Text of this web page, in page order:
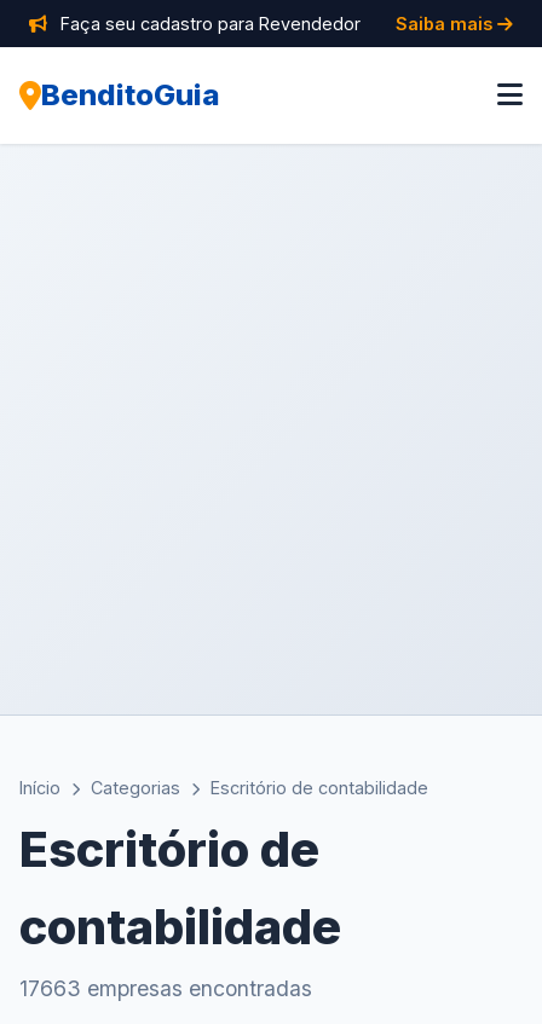
Faça seu cadastro para Revendedor Saiba mais
BenditoGuia
Início Categorias Escritório de contabilidade
Escritório de
contabilidade
17663 empresas encontradas